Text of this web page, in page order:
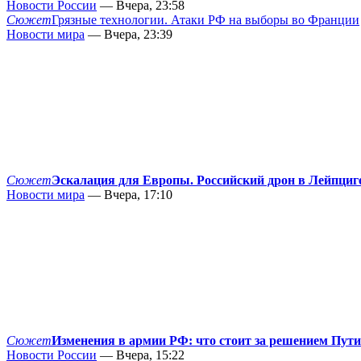
Новости России — Вчера, 23:58
СюжетГрязные технологии. Атаки РФ на выборы во Франции
Новости мира — Вчера, 23:39
СюжетЭскалация для Европы. Российский дрон в
Новости мира — Вчера, 17:10
СюжетИзменения в армии РФ: что стоит за решением
Новости России — Вчера, 15:22